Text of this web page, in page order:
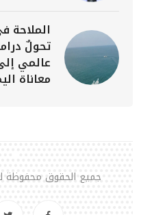
الملاحة
تحولٌ
عالمي
معاناة
جميع الحقوق محفوظة لـ